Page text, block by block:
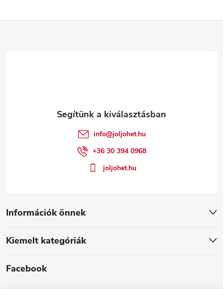
r
e
m
e
Információk önnek
Kiemelt kategóriák
Facebook
info@joljohet.hu
+36 30 394 0968
joljohet.hu